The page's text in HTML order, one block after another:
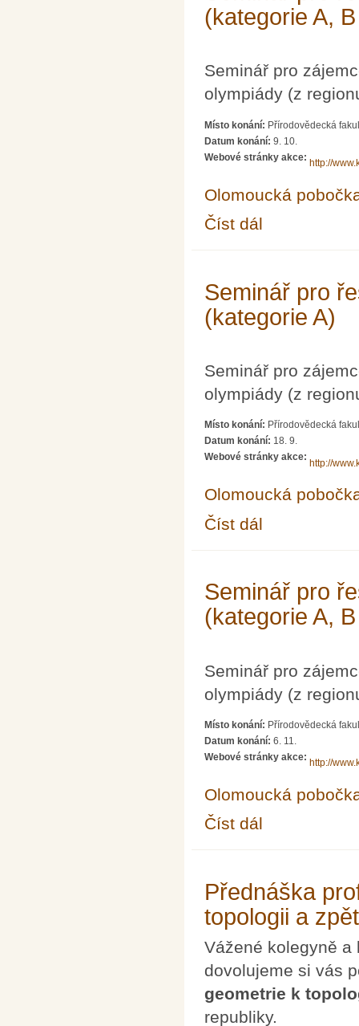
(kategorie A,
Seminář pro
olympiády (z
Místo konání: Přírodovědecká
Datum konání: 9. 10.
Webové stránky akce:
http://
Olomoucká
Číst dál
Seminář pro
(kategorie A)
Seminář pro
olympiády (z
Místo konání: Přírodovědecká
Datum konání: 18. 9.
Webové stránky akce:
http://
Olomoucká
Číst dál
Seminář pro
(kategorie A,
Seminář pro
olympiády (z
Místo konání: Přírodovědecká
Datum konání: 6. 11.
Webové stránky akce:
http://
Olomoucká
Číst dál
Přednáška
topologii a zpět
Vážené kolegyně a
dovolujeme si vás
geometrie k
republiky.